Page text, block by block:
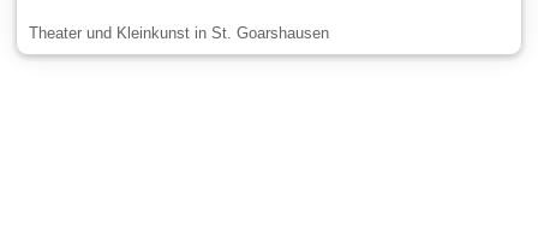
Theater und Kleinkunst in St. Goarshausen